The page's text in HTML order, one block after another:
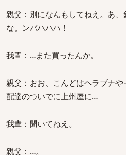
親父：別になんもしてねえ。あ
な。ンバハハハ！
我輩：…また買ったんか。
親父：おお、こんどはヘラブナや
配達のついでに上州屋に…
我輩：聞いてねえ。
親父：…。